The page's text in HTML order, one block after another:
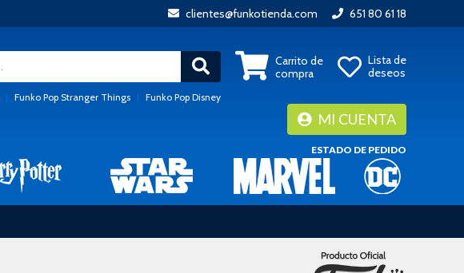
clientes@funkotienda.com 651 80 61 18
| Funko Pop Stranger Things | Funko Pop Disney
Carrito de
compra
Lista de
deseos
MI CUENTA
ESTADO DE PEDIDO